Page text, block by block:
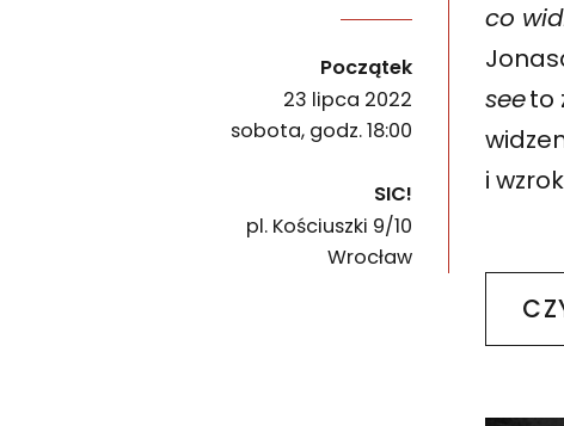
Zapraszamy do galerii SIC! na oprowadzanie po
Początek wydarzenia
23 lipca 2022
sobota, godz. 18:00
SIC!
pl. Kościuszki 9/10
50-028
Wrocław
co
seeto
i